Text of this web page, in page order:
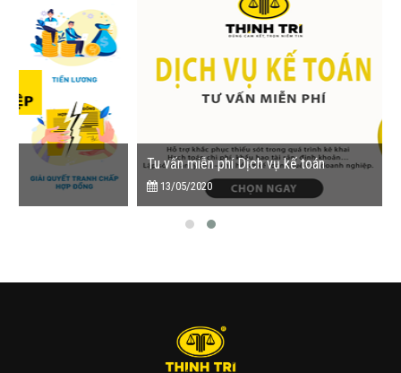
Tu vấn miễn phí Dịch vụ kế toán
13/05/2020